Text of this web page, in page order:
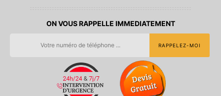
ON VOUS RAPPELLE IMMEDIATEMENT